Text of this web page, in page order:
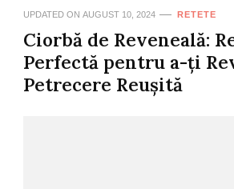
UPDATED ON AUGUST 10, 2024 RETETE
Ciorbă de Reveneală:
Perfectă pentru a-ți
Petrecere Reușită